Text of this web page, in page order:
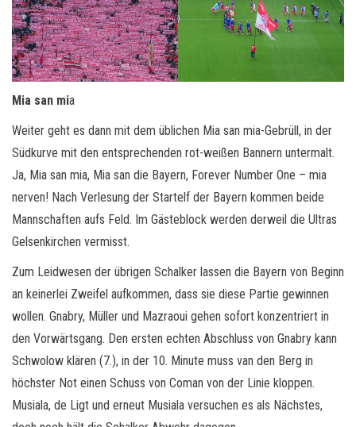
Mia san mia
Weiter geht es dann mit dem üblichen Mia san mia-Gebrüll, in der
Südkurve mit den entsprechenden rot-weißen Bannern untermalt.
Ja, Mia san mia, Mia san die Bayern, Forever Number One – mia
nerven! Nach Verlesung der Startelf der Bayern kommen beide
Mannschaften aufs Feld. Im Gästeblock werden derweil die Ultras
Gelsenkirchen vermisst.
Zum Leidwesen der übrigen Schalker lassen die Bayern von Beginn
an keinerlei Zweifel aufkommen, dass sie diese Partie gewinnen
wollen. Gnabry, Müller und Mazraoui gehen sofort konzentriert in
den Vorwärtsgang. Den ersten echten Abschluss von Gnabry kann
Schwolow klären (7.), in der 10. Minute muss van den Berg in
höchster Not einen Schuss von Coman von der Linie kloppen.
Musiala, de Ligt und erneut Musiala versuchen es als Nächstes,